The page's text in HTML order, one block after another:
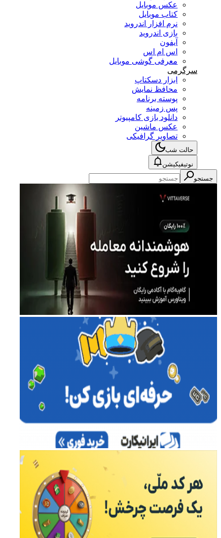
عکس موبایل
کتاب موبایل
نرم افزار اندروید
بازی اندروید
آیفون
اس ام اس
معرفی گوشی موبایل
سرگرمی
ابزار دسکتاپ
محافظ نمایش
پوسته برنامه
پس زمینه
دانلود بازی کامپیوتر
عکس ماشین
تصاویر گرافیکی
حالت شب
نوتیفیکیشن
جستجو